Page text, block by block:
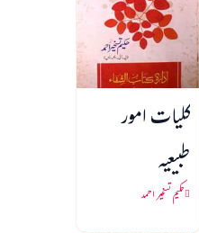
کلیات امور
طبیعیہ
حکیم تسخیر احمد